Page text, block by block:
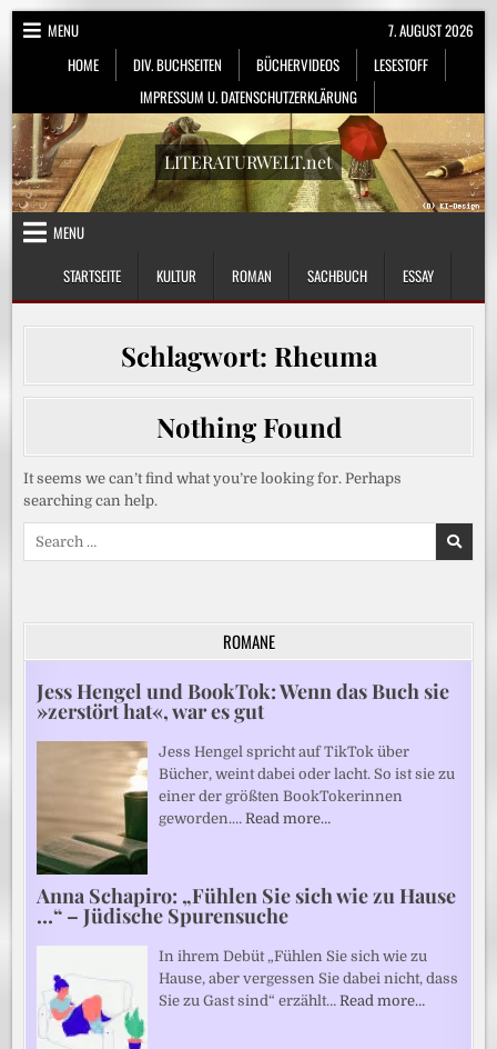
Skip
MENU
HOME
DIV. BUCHSEITEN BÜCHERVIDEOS
LESESTOFF
IMPRESSUM U. DATENSCHUTZERKLÄRUNG
7. AUGUST 2026
LITERATURWELT.net
MENU
STARTSEITE
KULTUR ROMAN SACHBUCH ESSAY
Schlagwort: Rheuma
Nothing Found
It seems we can’t find what you’re looking for. Perhaps
searching can help.
ROMANE
Jess Hengel und BookTok: Wenn das Buch sie
»zerstört hat«, war es gut
Jess Hengel spricht auf TikTok über
Bücher, weint dabei oder lacht. So ist sie zu
einer der größten BookTokerinnen
geworden.…Read more…
Anna Schapiro: „Fühlen Sie sich wie zu Hause
…“ – Jüdische Spurensuche
In ihrem Debüt „Fühlen Sie sich wie zu
Hause, aber vergessen Sie dabei nicht, dass
Sie zu Gast sind“ erzählt…Read more…